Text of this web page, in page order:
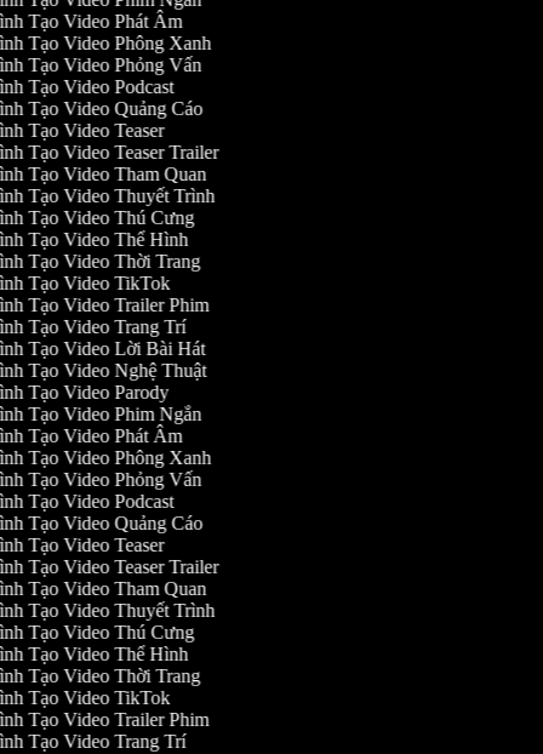
Tạo Video Phát Âm
Tạo Video Phông Xanh
Tạo Video Phỏng Vấn
Tạo Video Podcast
Tạo Video Quảng Cáo
Tạo Video Teaser
Tạo Video Teaser Trailer
Tạo Video Tham Quan
Tạo Video Thuyết Trình
Tạo Video Thú Cưng
Tạo Video Thể Hình
Tạo Video Thời Trang
Tạo Video TikTok
Tạo Video Trailer Phim
Tạo Video Trang Trí
Tạo Video Lời Bài Hát
Tạo Video Nghệ Thuật
Tạo Video Parody
Tạo Video Phim Ngắn
Tạo Video Phát Âm
Tạo Video Phông Xanh
Tạo Video Phỏng Vấn
Tạo Video Podcast
Tạo Video Quảng Cáo
Tạo Video Teaser
Tạo Video Teaser Trailer
Tạo Video Tham Quan
Tạo Video Thuyết Trình
Tạo Video Thú Cưng
Tạo Video Thể Hình
Tạo Video Thời Trang
Tạo Video TikTok
Tạo Video Trailer Phim
Tạo Video Trang Trí